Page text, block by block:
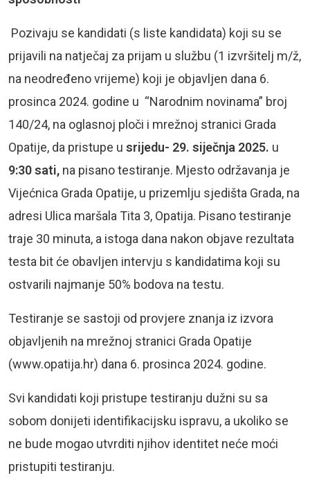
Pozivaju se kandidati (s liste kandidata) koji su se
prijavili na natječaj za prijam u službu (1 izvršitelj m/ž,
na neodređeno vrijeme) koji je objavljen dana 6.
prosinca 2024. godine u “Narodnim novinama” broj
140/24, na oglasnoj ploči i mrežnoj stranici Grada
Opatije, da pristupe u srijedu- 29. siječnja 2025. u
9:30 sati, na pisano testiranje. Mjesto održavanja je
Vijećnica Grada Opatije, u prizemlju sjedišta Grada, na
adresi Ulica maršala Tita 3, Opatija. Pisano testiranje
traje 30 minuta, a istoga dana nakon objave rezultata
testa bit će obavljen intervju s kandidatima koji su
ostvarili najmanje 50% bodova na testu.
Testiranje se sastoji od provjere znanja iz izvora
objavljenih na mrežnoj stranici Grada Opatije
(www.opatija.hr) dana 6. prosinca 2024. godine.
Svi kandidati koji pristupe testiranju dužni su sa
sobom donijeti identifikacijsku ispravu, a ukoliko se
ne bude mogao utvrditi njihov identitet neće moći
pristupiti testiranju.